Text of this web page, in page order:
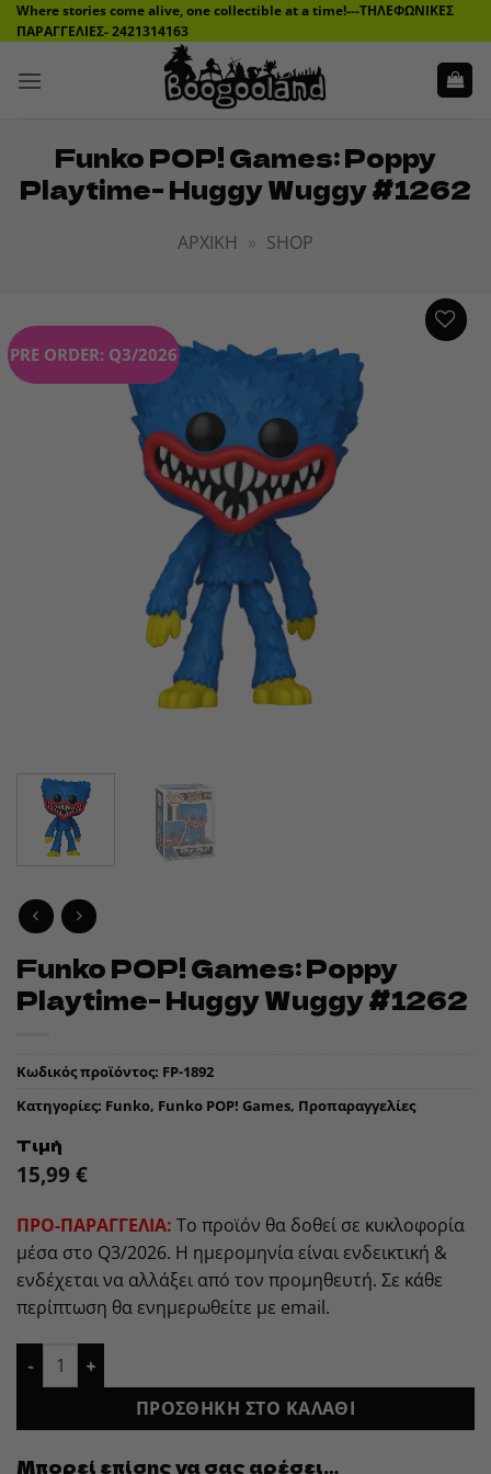
Μετάβαση
στο
Where stories come alive, one collectible at a time!---ΤΗΛΕΦΩΝΙΚΕΣ
ΠΑΡΑΓΓΕΛΙΕΣ- 2421314163
Funko POP! Games: Poppy
Playtime- Huggy Wuggy #1262
ΑΡΧΙΚΉ » SHOP
PRE ORDER: Q3/2026
Funko POP! Games: Poppy
Playtime- Huggy Wuggy #1262
Κωδικός προϊόντος: FP-1892
Κατηγορίες: Funko, Funko POP! Games, Προπαραγγελίες
Τιμή
15,99 €
ΠΡΟ-ΠΑΡΑΓΓΕΛΙΑ: Το προϊόν θα δοθεί σε κυκλοφορία
μέσα στο Q3/2026. Η ημερομηνία είναι ενδεικτική &
ενδέχεται να αλλάξει από τον προμηθευτή. Σε κάθε
περίπτωση θα ενημερωθείτε με email.
Funko POP! Games: Poppy Playtime- Huggy Wuggy #1262
ΠΡΟΣΘΉΚΗ ΣΤΟ ΚΑΛΆΘΙ
Μπορεί επίσης να σας αρέσει…